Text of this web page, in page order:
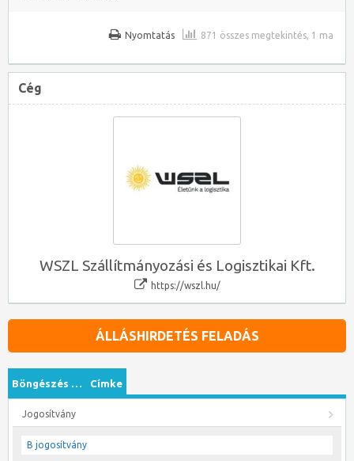
871 összes megtekintés, 1 ma
Nyomtatás
Cég
WSZL Szállítmányozási és Logisztikai Kft.
https://wszl.hu/
ÁLLÁSHIRDETÉS FELADÁS
Böngészés … Címke
Jogosítvány
B jogosítvány